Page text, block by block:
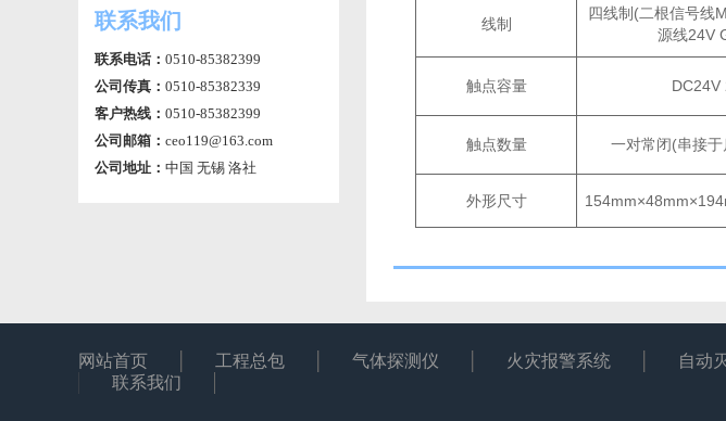
联系我们
联系电话： 0510-85382399
公司传真： 0510-85382339
客户热线： 0510-85382399
公司邮箱： ceo119@163.com
公司地址： 中国 无锡 洛社
线制
四线制(二根信号线
源线24V
触点容量 DC24V
触点数量 一对常闭(串接
外形尺寸
网站首页 工程总包 气体探测仪 火灾报警系统 自动
联系我们